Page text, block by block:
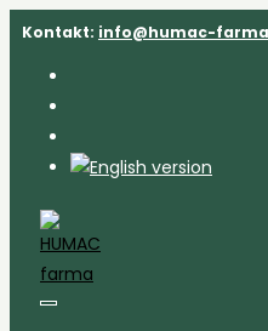
Přejít
obsahu
Kontakt: info@humac-